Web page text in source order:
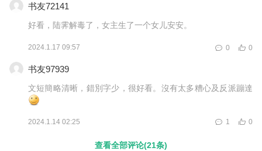
书友72141
好看，陆霁解毒了，女主生了一个女儿安安。
2024.1.17 09:57 0
0
书友97939
文短簡略清晰，錯別字少，很好看。沒有太多糟心及反派蹦達
2024.1.14 02:25 0
1
查看全部评论(21条)